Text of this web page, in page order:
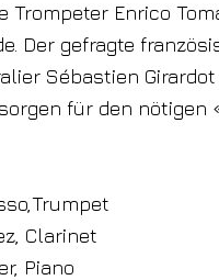
Trompeter Enrico
Der gefragte
Sébastien
für den nötigen
Clarinet
Piano